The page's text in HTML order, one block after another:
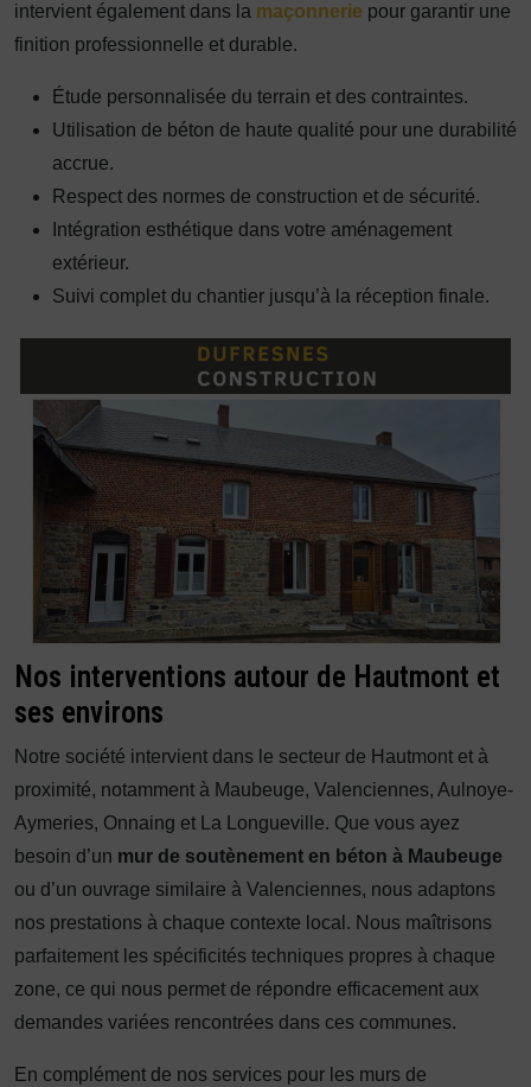
intervient également dans la maçonnerie pour garantir une
finition professionnelle et durable.
Étude personnalisée du terrain et des contraintes.
Utilisation de béton de haute qualité pour une durabilité
accrue.
Respect des normes de construction et de sécurité.
Intégration esthétique dans votre aménagement
extérieur.
Suivi complet du chantier jusqu’à la réception finale.
Nos interventions autour de Hautmont et
ses environs
Notre société intervient dans le secteur de Hautmont et à
proximité, notamment à Maubeuge, Valenciennes, Aulnoye-
Aymeries, Onnaing et La Longueville. Que vous ayez
besoin d’un mur de soutènement en béton à Maubeuge
ou d’un ouvrage similaire à Valenciennes, nous adaptons
nos prestations à chaque contexte local. Nous maîtrisons
parfaitement les spécificités techniques propres à chaque
zone, ce qui nous permet de répondre efficacement aux
demandes variées rencontrées dans ces communes.
En complément de nos services pour les murs de